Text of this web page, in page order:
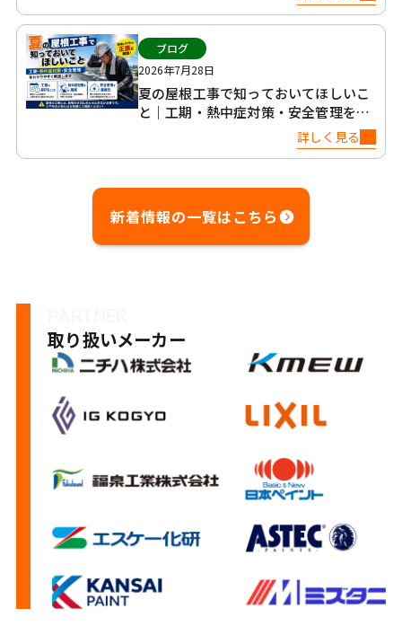
ブログ
2026年7月28日
夏の屋根工事で知っておいてほしいこ
と｜工期・熱中症対策・安全管理を正
詳しく見る
新着情報の一覧はこちら
取り扱いメーカー